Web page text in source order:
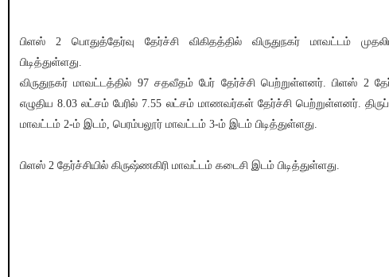
பிளஸ் 2 பொதுத்தேர்வு தேர்ச்சி விகிதத்தில் விருதுநகர் மாவட்டம்
பிடித்துள்ளது.
விருதுநகர் மாவட்டத்தில் 97 சதவீதம் பேர் தேர்ச்சி பெற்றுள்ளனர். பிளஸ் 2
எழுதிய 8.03 லட்சம் பேரில் 7.55 லட்சம் மாணவர்கள் தேர்ச்சி பெற்றுள்ளனர்.
மாவட்டம் 2-ம் இடம், பெரம்பலூர் மாவட்டம் 3-ம் இடம் பிடித்துள்ளது.
பிளஸ் 2 தேர்ச்சியில் கிருஷ்ணகிரி மாவட்டம் கடைசி இடம் பிடித்துள்ளது.